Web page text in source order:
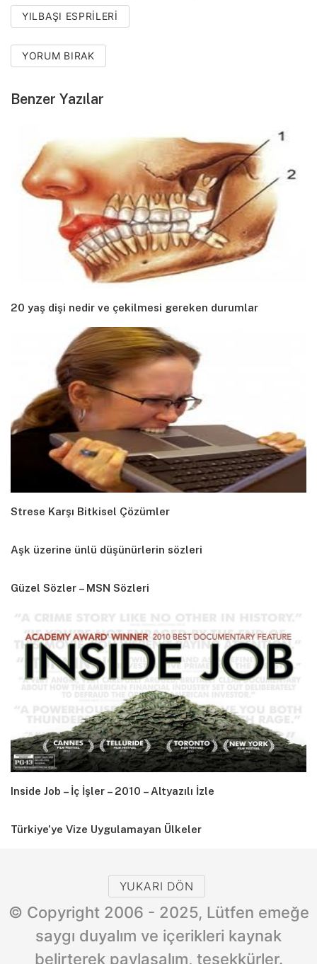
YILBAŞI ESPRILERI
YORUM BIRAK
Benzer Yazılar
20 yaş dişi nedir ve çekilmesi gereken durumlar
Strese Karşı Bitkisel Çözümler
Aşk üzerine ünlü düşünürlerin sözleri
Güzel Sözler – MSN Sözleri
Inside Job – İç İşler – 2010 – Altyazılı İzle
Türkiye’ye Vize Uygulamayan Ülkeler
YUKARI DÖN
© Copyright 2006 - 2025, Lütfen emeğe
saygı duyalım ve içerikleri kaynak
belirterek paylaşalım, teşekkürler.